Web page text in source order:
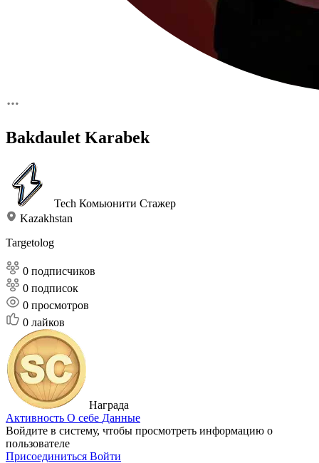
Bakdaulet Karabek
Tech Комьюнити Стажер
Kazakhstan
Targetolog
0 подписчиков
0 подписок
0 просмотров
0 лайков
Награда
Активность О себе Данные
Войдите в систему, чтобы просмотреть информацию о
пользователе
Присоединиться Войти